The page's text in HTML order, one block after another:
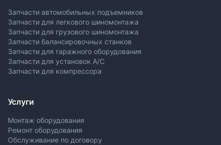
Запчасти автомобильных подъемников
Запчасти для легкового шиномонтажа
Запчасти для грузового шиномонтажа
Запчасти балансировочных станков
Запчасти для гаражного оборудования
Запчасти для установок A/C
Запчасти для компрессора
Услуги
Монтаж оборудования
Ремонт оборудования
Обслуживание по договору